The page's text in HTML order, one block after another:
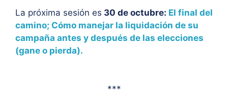
La próxima sesión es 30 de octubre: El final del
camino; Cómo manejar la liquidación de su
campaña antes y después de las elecciones
(gane o pierda).
***